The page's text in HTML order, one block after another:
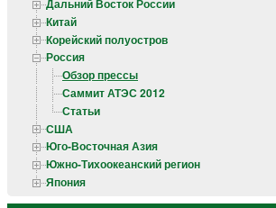
Дальний Восток России
Китай
Корейский полуостров
Россия
Обзор прессы
Саммит АТЭС 2012
Статьи
США
Юго-Восточная Азия
Южно-Тихоокеанский регион
Япония